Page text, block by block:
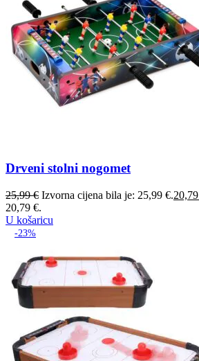
Drveni stolni nogomet
25,99€ Izvorna cijena bila je: 25,99 €.20,79
20,79 €.
U košaricu
-23%